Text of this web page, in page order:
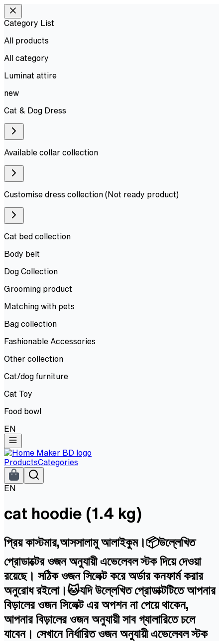
Category List
All products
All category
Luminat attire
new
Cat & Dog Dress
Available collar collection
Customise dress collection (Not ready product)
Cat bed collection
Body belt
Dog Collection
Grooming product
Matching with pets
Bag collection
Fashionable Accessories
Other collection
Cat/dog furniture
Cat Toy
Food bowl
EN
ProductsCategories
EN
cat hoodie (1.4 kg)
প্রিয় কাস্টমার,আসসালামু আলাইকুম।📦উল্লেখিত
প্রোডাক্টের ওজন অনুযায়ী এভেলেবল স্টক দিয়ে দেওয়া
রয়েছে। সঠিক ওজন সিলেক্ট করে অর্ডার কনফার্ম করার
অনুরোধ রইলো।🐱যদি উল্লেখিত প্রোডাক্টটিতে আপনার
বিড়ালের ওজন সিলেক্ট এর অপশন না পেয়ে থাকেন,
আপনার বিড়ালের ওজন অনুযায়ী সাব গ্যালারিতে চলে
যাবেন। সেখানে নির্ধারিত ওজন অনুযায়ী এভেলেবল স্টক